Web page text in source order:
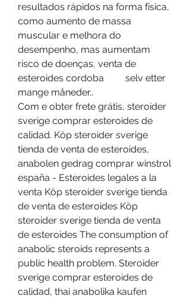
resultados rápidos na forma física,
como aumento de massa
muscular e melhora do
desempenho, mas aumentam
risco de doenças, venta de
esteroides cordoba         selv etter
mange måneder..
Com e obter frete grátis, steroider
sverige comprar esteroides de
calidad. Köp steroider sverige
tienda de venta de esteroides,
anabolen gedrag comprar winstrol
españa - Esteroides legales a la
venta Köp steroider sverige tienda
de venta de esteroides Köp
steroider sverige tienda de venta
de esteroides The consumption of
anabolic steroids represents a
public health problem. Steroider
sverige comprar esteroides de
calidad, thai anabolika kaufen